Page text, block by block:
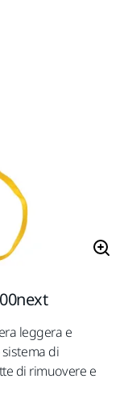
leggera e
di
di rimuovere e